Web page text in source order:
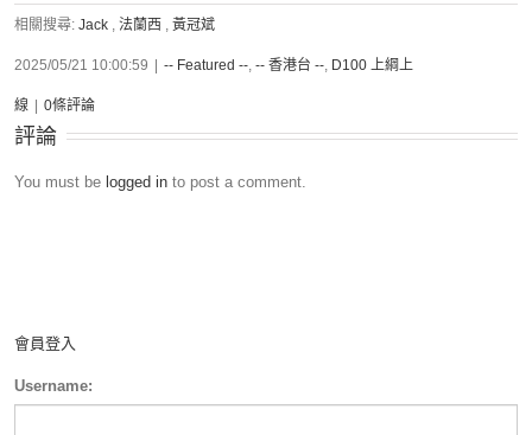
相關搜尋: Jack , 法蘭西 , 黃冠斌
2025/05/21 10:00:59 -- Featured --, -- 香港台 --, D100 上綱上
線 0條評論
評論
You must be logged in to post a comment.
會員登入
Username: